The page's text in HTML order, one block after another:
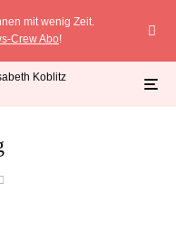
mit wenig Zeit.
Crew Abo!